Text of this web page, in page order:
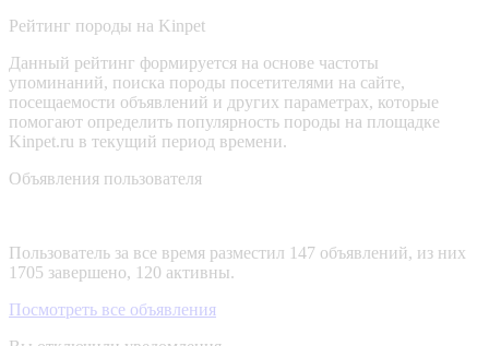
Рейтинг породы на Kinpet
Данный рейтинг формируется на основе частоты
упоминаний, поиска породы посетителями на сайте,
посещаемости объявлений и других параметрах, которые
помогают определить популярность породы на площадке
Kinpet.ru в текущий период времени.
Объявления пользователя
Пользователь за все время разместил 147 объявлений, из них
1705 завершено, 120 активны.
Посмотреть все объявления